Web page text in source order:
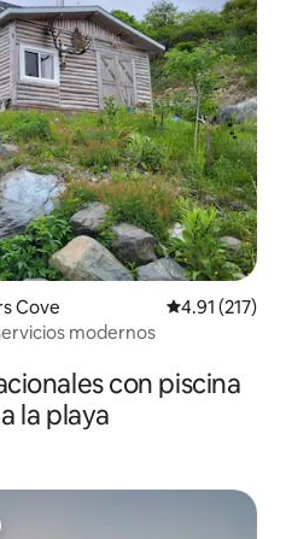
Cove Calificación
4.91 (217)
modernos
con piscina
la playa